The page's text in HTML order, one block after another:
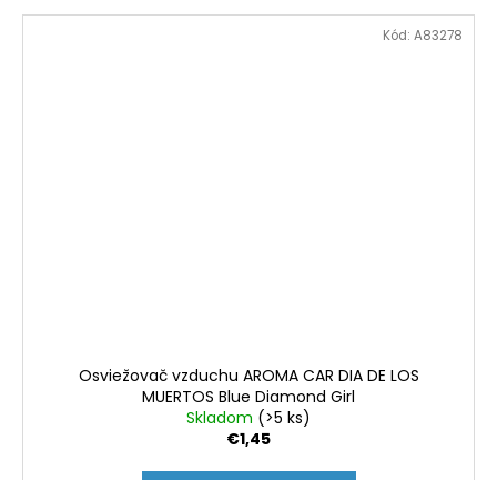
Osviežovač vzduchu AROMA CAR DIA DE LOS
MUERTOS Blue Diamond Girl
Skladom (>5 ks)
€1,45
Kód: A83278